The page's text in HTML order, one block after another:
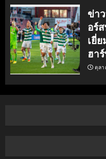
ข่า
อร์
เยี่
ฮา
ตุล